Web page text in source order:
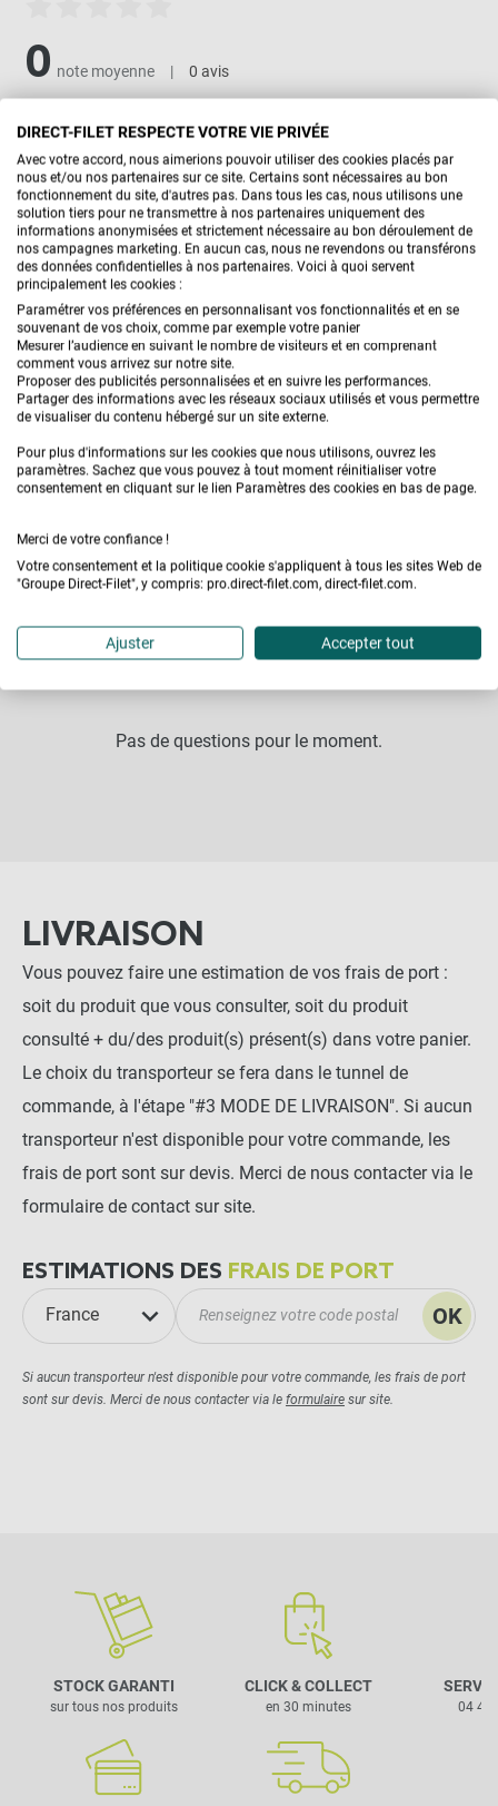
0 note moyenne | 0 avis
JE DONNE MON AVIS
Aucun avis pour le moment.
QUESTIONS
Actuellement0 questionsont été posé concernant ce
produit.
Posez vos questions, les équipes Direct-Filet prendrons le
temps d'y répondre.
POSER UNE QUESTION
Pas de questions pour le moment.
LIVRAISON
Vous pouvez faire une estimation de vos frais de port :
soit du produit que vous consulter, soit du produit
consulté + du/des produit(s) présent(s) dans votre panier.
Le choix du transporteur se fera dans le tunnel de
commande, à l'étape "#3 MODE DE LIVRAISON". Si aucun
transporteur n'est disponible pour votre commande, les
frais de port sont sur devis. Merci de nous contacter via le
formulaire de contact sur site.
ESTIMATIONS DES FRAIS DE PORT
France OK
Si aucun transporteur n'est disponible pour votre commande, les frais de port
sont sur devis. Merci de nous contacter via le formulaire sur site.
STOCK GARANTI
sur tous nos produits
CLICK & COLLECT
en 30 minutes 04 42
DIRECT-FILET RESPECTE VOTRE VIE PRIVÉE
Avec votre accord, nous aimerions pouvoir utiliser des cookies placés par
nous et/ou nos partenaires sur ce site. Certains sont nécessaires au bon
fonctionnement du site, d'autres pas. Dans tous les cas, nous utilisons une
solution tiers pour ne transmettre à nos partenaires uniquement des
informations anonymisées et strictement nécessaire au bon déroulement de
nos campagnes marketing. En aucun cas, nous ne revendons ou transférons
des données confidentielles à nos partenaires. Voici à quoi servent
principalement les cookies :
Paramétrer vos préférences en personnalisant vos fonctionnalités et en se
souvenant de vos choix, comme par exemple votre panier
Mesurer l’audience en suivant le nombre de visiteurs et en comprenant
comment vous arrivez sur notre site.
Proposer des publicités personnalisées et en suivre les performances.
Partager des informations avec les réseaux sociaux utilisés et vous permettre
de visualiser du contenu hébergé sur un site externe.
Pour plus d'informations sur les cookies que nous utilisons, ouvrez les
paramètres. Sachez que vous pouvez à tout moment réinitialiser votre
consentement en cliquant sur le lien Paramètres des cookies en bas de page.
Merci de votre confiance !
Votre consentement et la politique cookie s'appliquent à tous les sites Web de
"Groupe Direct-Filet", y compris: pro.direct-filet.com, direct-filet.com.
Ajuster Accepter tout